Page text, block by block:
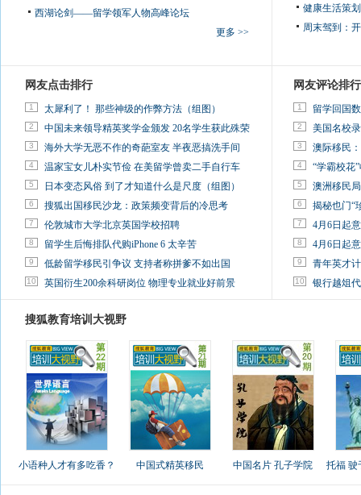
西湖论剑——留学领军人物高峰论坛
更多 >>
健康生活策
周末驾到：
网友点击排行
1 太犀利了！ 那些神级的作弊方法（组图）
2 中国未来领导精英奖学金颁发 20名学生获此殊荣
3 海外大学无恶不作的奇葩室友 半夜恶搞洗手间
4 温家宝女儿朴实节俭 在美留学曾卖二手自行车
5 日本变态风俗 到了才知道什么是尺度（组图）
6 搜狐出国移民沙龙：政策频变背后的冷思考
7 伦敦城市大学北京英国学校招聘
8 留学生后悔排队代购iPhone 6 太辛苦
9 低龄留学移民引争议 支持者称拼爹不如出国
10 英国衍生200余科研岗位 物理专业就业好前景
网友评论排行
1 留学回国
2 美国名校
3 澳际移民
4 “学霸校花
5 澳洲移民
6 揭秘也门“
7 4月6日起
8 4月6日起
9 青年英才
10 银行越俎
搜狐教育培训大视野
小语种人才有多吃香？ 中国式精英移民 中国名片 孔子学院 托福 驶